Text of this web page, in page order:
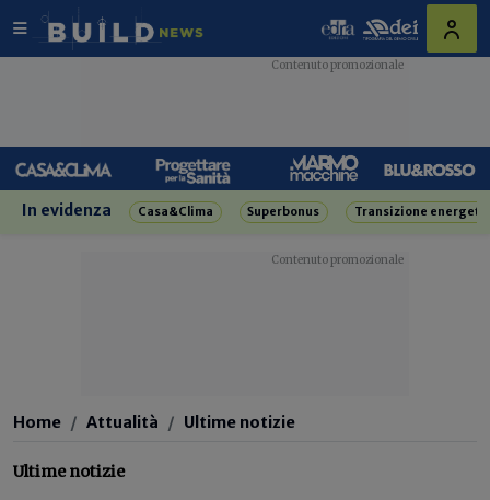
In evidenza Casa&Clima Superbonus Transizione
Home Attualità Ultime notizie
Ultime notizie